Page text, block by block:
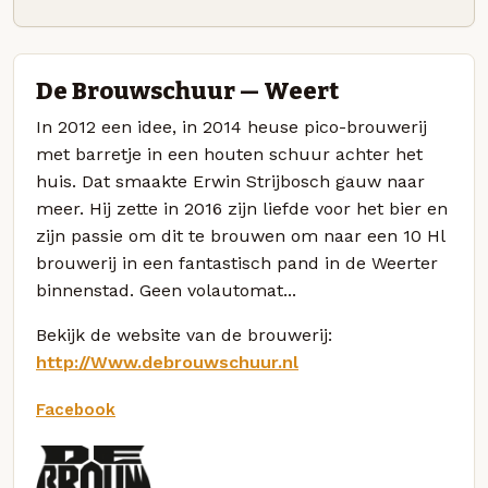
De Brouwschuur — Weert
In 2012 een idee, in 2014 heuse pico-brouwerij
met barretje in een houten schuur achter het
huis. Dat smaakte Erwin Strijbosch gauw naar
meer. Hij zette in 2016 zijn liefde voor het bier en
zijn passie om dit te brouwen om naar een 10 Hl
brouwerij in een fantastisch pand in de Weerter
binnenstad. Geen volautomat...
Bekijk de website van de brouwerij:
http://Www.debrouwschuur.nl
Facebook